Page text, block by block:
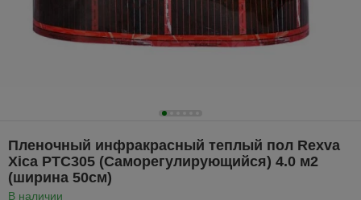
Пленочный инфракрасный теплый пол Rexva
Xica PTC305 (Саморегулирующийся) 4.0 м2
(ширина 50см)
В наличии